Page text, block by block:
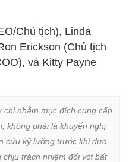
Chủ tịch), Linda
Erickson (Chủ tịch
và Kitty Payne
chỉ nhằm mục đích cung cấp
không phải là khuyến nghị
cứu kỹ lưỡng trước khi đưa
trách nhiệm đối với bất